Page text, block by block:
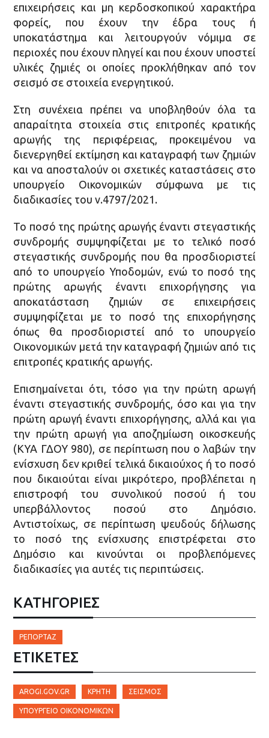
επιχειρήσεις και μη κερδοσκοπικού χαρακτήρα
φορείς, που έχουν την έδρα τους ή
υποκατάστημα και λειτουργούν νόμιμα σε
περιοχές που έχουν πληγεί και που έχουν υποστεί
υλικές ζημιές οι οποίες προκλήθηκαν από τον
σεισμό σε στοιχεία ενεργητικού.
Στη συνέχεια πρέπει να υποβληθούν όλα τα
απαραίτητα στοιχεία στις επιτροπές κρατικής
αρωγής της περιφέρειας, προκειμένου να
διενεργηθεί εκτίμηση και καταγραφή των ζημιών
και να αποσταλούν οι σχετικές καταστάσεις στο
υπουργείο Οικονομικών σύμφωνα με τις
διαδικασίες του ν.4797/2021.
Το ποσό της πρώτης αρωγής έναντι στεγαστικής
συνδρομής συμψηφίζεται με το τελικό ποσό
στεγαστικής συνδρομής που θα προσδιοριστεί
από το υπουργείο Υποδομών, ενώ το ποσό της
πρώτης αρωγής έναντι επιχορήγησης για
αποκατάσταση ζημιών σε επιχειρήσεις
συμψηφίζεται με το ποσό της επιχορήγησης
όπως θα προσδιοριστεί από το υπουργείο
Οικονομικών μετά την καταγραφή ζημιών από τις
επιτροπές κρατικής αρωγής.
Επισημαίνεται ότι, τόσο για την πρώτη αρωγή
έναντι στεγαστικής συνδρομής, όσο και για την
πρώτη αρωγή έναντι επιχορήγησης, αλλά και για
την πρώτη αρωγή για αποζημίωση οικοσκευής
(ΚΥΑ ΓΔΟΥ 980), σε περίπτωση που ο λαβών την
ενίσχυση δεν κριθεί τελικά δικαιούχος ή το ποσό
που δικαιούται είναι μικρότερο, προβλέπεται η
επιστροφή του συνολικού ποσού ή του
υπερβάλλοντος ποσού στο Δημόσιο.
Αντιστοίχως, σε περίπτωση ψευδούς δήλωσης
το ποσό της ενίσχυσης επιστρέφεται στο
Δημόσιο και κινούνται οι προβλεπόμενες
διαδικασίες για αυτές τις περιπτώσεις.
ΚΑΤΗΓΟΡΙΕΣ
ΡΕΠΟΡΤΆΖ
ΕΤΙΚΈΤΕΣ
AROGI.GOV.GR ΚΡΉΤΗ ΣΕΙΣΜΌΣ
ΥΠΟΥΡΓΕΙΟ ΟΙΚΟΝΟΜΙΚΏΝ